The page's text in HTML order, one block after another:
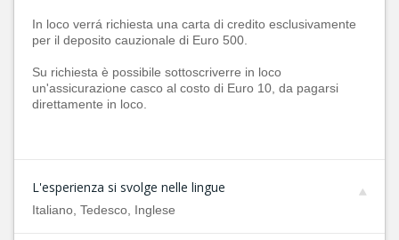
In loco verrá richiesta una carta di credito esclusivamente
per il deposito cauzionale di Euro 500.
Su richiesta è possibile sottoscriverre in loco
un'assicurazione casco al costo di Euro 10, da pagarsi
direttamente in loco.
L'esperienza si svolge nelle lingue
Italiano, Tedesco, Inglese